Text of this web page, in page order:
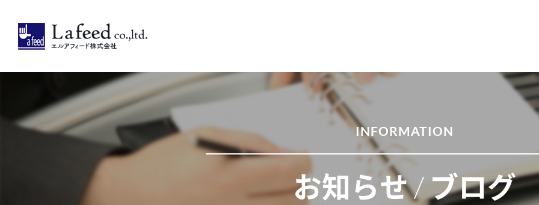
INFORMATION
お知らせ / ブログ